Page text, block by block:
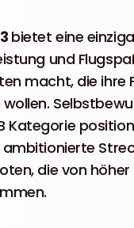
bietet eine
und
macht, die ihre
Kategorie
die von